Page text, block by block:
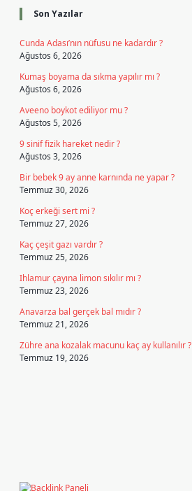
Son Yazılar
Cunda Adası’nın nüfusu ne kadardır ?
Ağustos 6, 2026
Kumaş boyama da sıkma yapılır mı ?
Ağustos 6, 2026
Aveeno boykot ediliyor mu ?
Ağustos 5, 2026
9 sinif fizik hareket nedir ?
Ağustos 3, 2026
Bir bebek 9 ay anne karnında ne yapar ?
Temmuz 30, 2026
Koç erkeği sert mi ?
Temmuz 27, 2026
Kaç çeşit gazı vardır ?
Temmuz 25, 2026
Ihlamur çayına limon sıkılır mı ?
Temmuz 23, 2026
Anavarza bal gerçek bal mıdır ?
Temmuz 21, 2026
Zühre ana kozalak macunu kaç ay kullanılır ?
Temmuz 19, 2026